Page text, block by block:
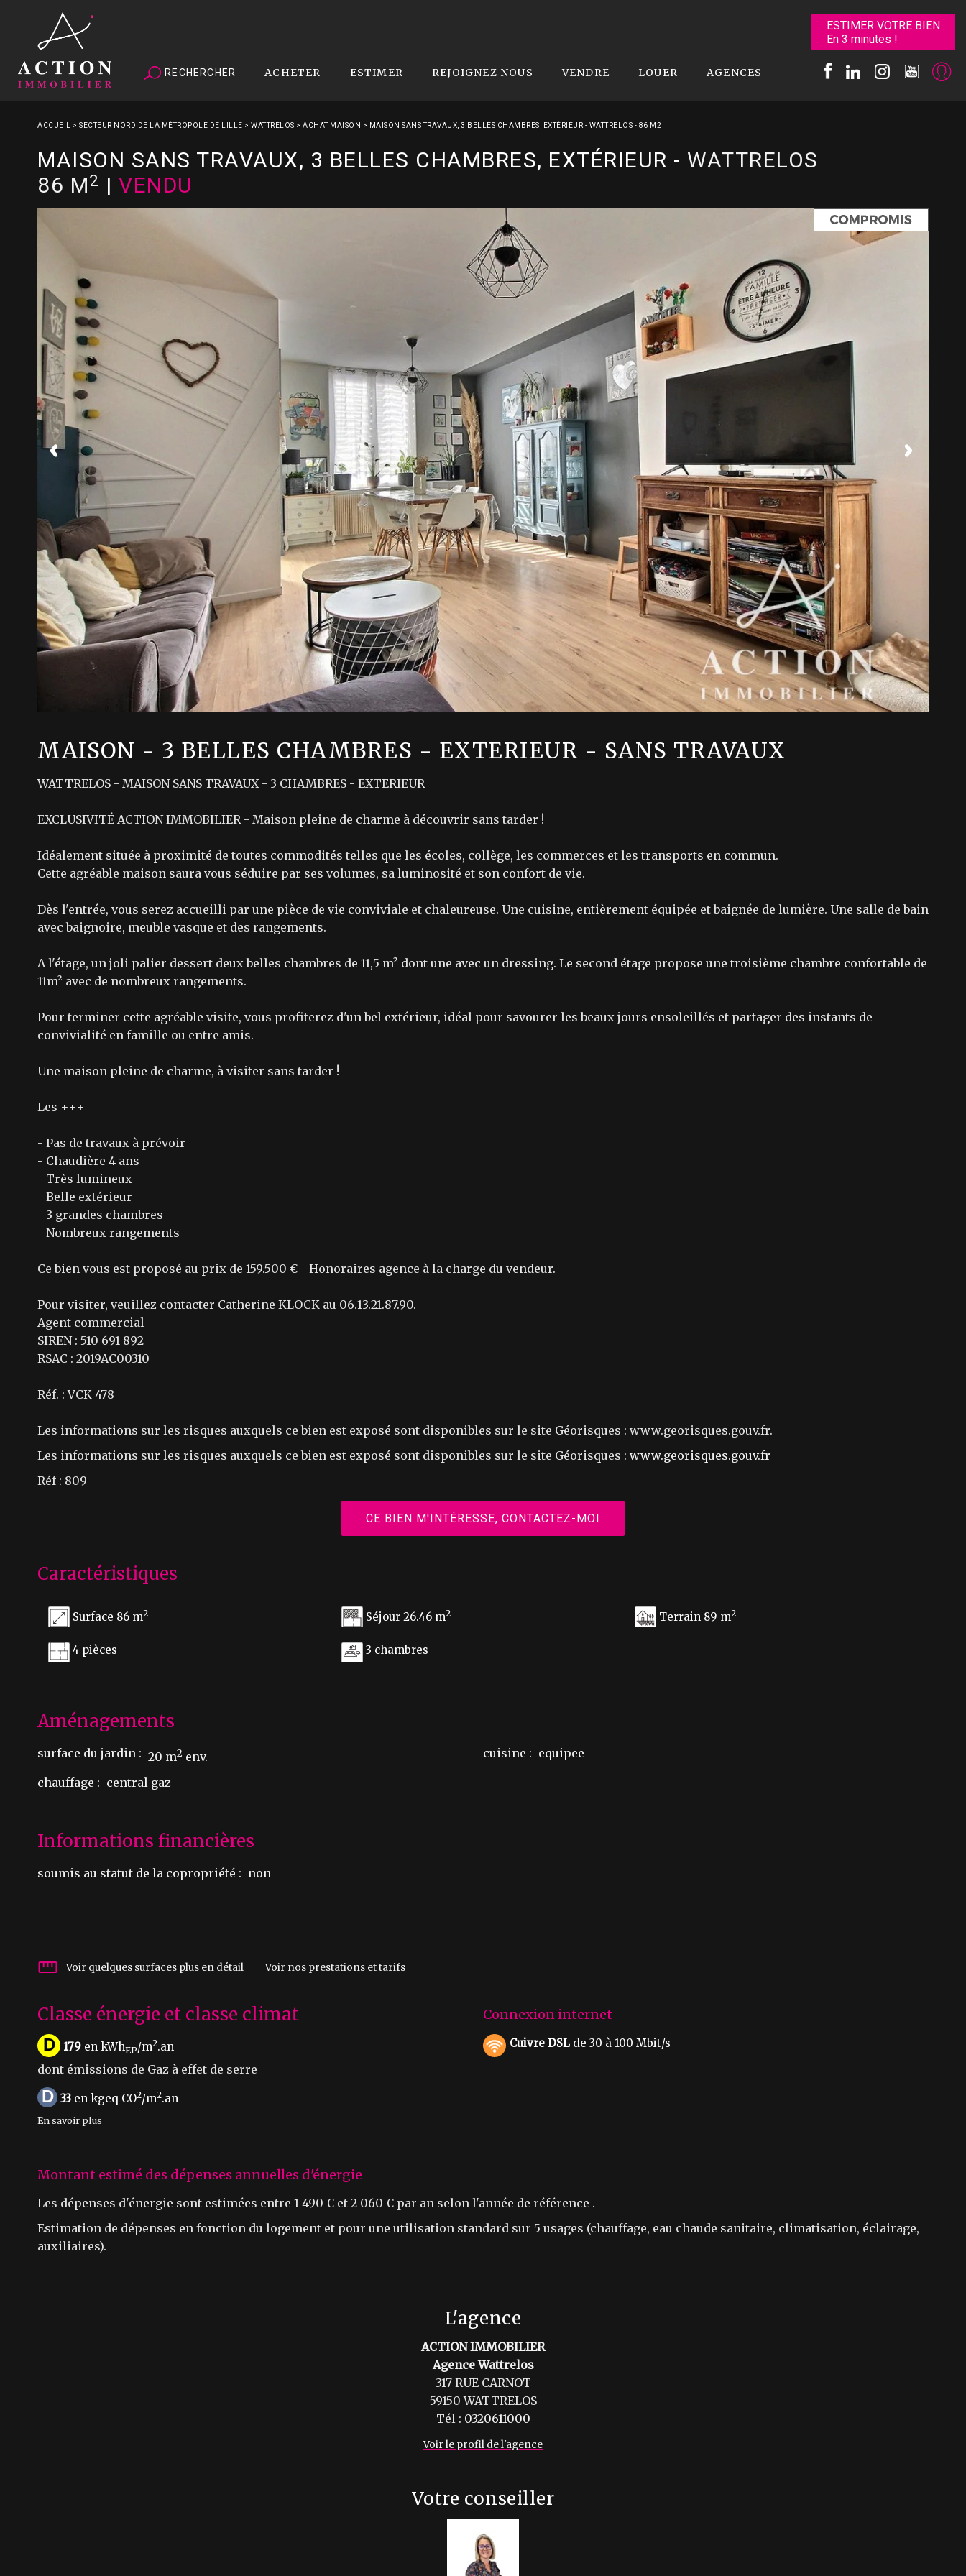
ESTIMER VOTRE BIEN
En 3 minutes !
RECHERCHER ACHETER ESTIMER REJOIGNEZ NOUS VENDRE LOUER AGENCES
ACCUEIL > SECTEUR NORD DE LA MÉTROPOLE DE LILLE > WATTRELOS > ACHAT MAISON > MAISON SANS TRAVAUX, 3 BELLES CHAMBRES, EXTÉRIEUR - WATTRELOS - 86 M2
MAISON SANS TRAVAUX, 3 BELLES CHAMBRES, EXTÉRIEUR - WATTRELOS
86 M2 | VENDU
MAISON - 3 BELLES CHAMBRES - EXTERIEUR - SANS TRAVAUX
WATTRELOS - MAISON SANS TRAVAUX - 3 CHAMBRES - EXTERIEUR
EXCLUSIVITÉ ACTION IMMOBILIER - Maison pleine de charme à découvrir sans tarder !
Idéalement située à proximité de toutes commodités telles que les écoles, collège, les commerces et les transports en commun.
Cette agréable maison saura vous séduire par ses volumes, sa luminosité et son confort de vie.
Dès l'entrée, vous serez accueilli par une pièce de vie conviviale et chaleureuse. Une cuisine, entièrement équipée et baignée de lumière. Une salle de bain
avec baignoire, meuble vasque et des rangements.
A l'étage, un joli palier dessert deux belles chambres de 11,5 m² dont une avec un dressing. Le second étage propose une troisième chambre confortable de
11m² avec de nombreux rangements.
Pour terminer cette agréable visite, vous profiterez d'un bel extérieur, idéal pour savourer les beaux jours ensoleillés et partager des instants de
convivialité en famille ou entre amis.
Une maison pleine de charme, à visiter sans tarder !
Les +++
- Pas de travaux à prévoir
- Chaudière 4 ans
- Très lumineux
- Belle extérieur
- 3 grandes chambres
- Nombreux rangements
Ce bien vous est proposé au prix de 159.500 € - Honoraires agence à la charge du vendeur.
Pour visiter, veuillez contacter Catherine KLOCK au 06.13.21.87.90.
Agent commercial
SIREN : 510 691 892
RSAC : 2019AC00310
Réf. : VCK 478
Les informations sur les risques auxquels ce bien est exposé sont disponibles sur le site Géorisques : www.georisques.gouv.fr.
Les informations sur les risques auxquels ce bien est exposé sont disponibles sur le site Géorisques : www.georisques.gouv.fr
Réf : 809
CE BIEN M'INTÉRESSE, CONTACTEZ-MOI
Caractéristiques
Surface 86 m2 Séjour 26.46 m2 Terrain 89 m2
4 pièces 3 chambres
Aménagements
surface du jardin : 20 m2 env. cuisine : equipee
chauffage : central gaz
Informations financières
soumis au statut de la copropriété : non
Voir quelques surfaces plus en détail Voir nos prestations et tarifs
Classe énergie et classe climat
D 179 en kWhEP/m2.an
dont émissions de Gaz à effet de serre
D 33 en kgeq CO2/m2.an
En savoir plus
Connexion internet
Cuivre DSL de 30 à 100 Mbit/s
Montant estimé des dépenses annuelles d'énergie
Les dépenses d'énergie sont estimées entre 1 490 € et 2 060 € par an selon l'année de référence .
Estimation de dépenses en fonction du logement et pour une utilisation standard sur 5 usages (chauffage, eau chaude sanitaire, climatisation, éclairage,
auxiliaires).
L'agence
ACTION IMMOBILIER
Agence Wattrelos
317 RUE CARNOT
59150 WATTRELOS
Tél : 0320611000
Voir le profil de l'agence
Votre conseiller